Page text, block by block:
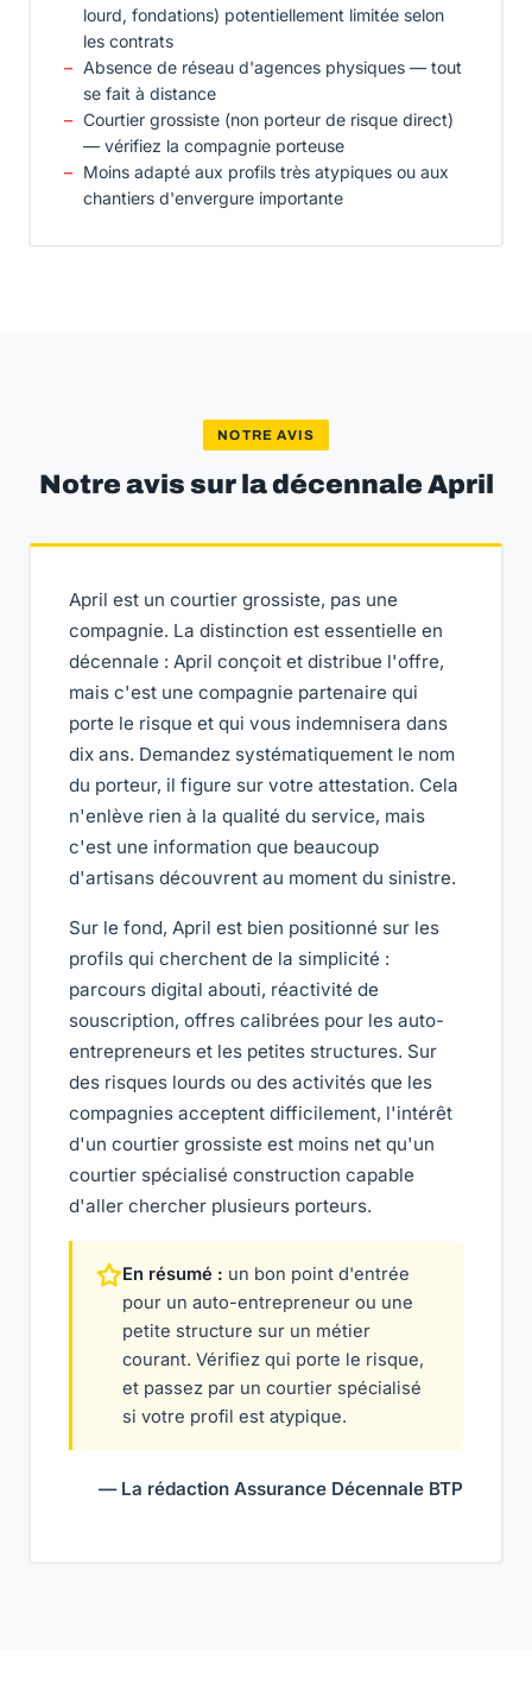
lourd, fondations) potentiellement limitée selon
les contrats
Absence de réseau d'agences physiques — tout
se fait à distance
Courtier grossiste (non porteur de risque direct)
— vérifiez la compagnie porteuse
Moins adapté aux profils très atypiques ou aux
chantiers d'envergure importante
NOTRE AVIS
Notre avis sur la décennale April
April est un courtier grossiste, pas une
compagnie. La distinction est essentielle en
décennale : April conçoit et distribue l'offre,
mais c'est une compagnie partenaire qui
porte le risque et qui vous indemnisera dans
dix ans. Demandez systématiquement le nom
du porteur, il figure sur votre attestation. Cela
n'enlève rien à la qualité du service, mais
c'est une information que beaucoup
d'artisans découvrent au moment du sinistre.
Sur le fond, April est bien positionné sur les
profils qui cherchent de la simplicité :
parcours digital abouti, réactivité de
souscription, offres calibrées pour les auto-
entrepreneurs et les petites structures. Sur
des risques lourds ou des activités que les
compagnies acceptent difficilement, l'intérêt
d'un courtier grossiste est moins net qu'un
courtier spécialisé construction capable
d'aller chercher plusieurs porteurs.
En résumé : un bon point d'entrée
pour un auto-entrepreneur ou une
petite structure sur un métier
courant. Vérifiez qui porte le risque,
et passez par un courtier spécialisé
si votre profil est atypique.
— La rédaction Assurance Décennale BTP